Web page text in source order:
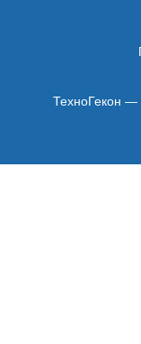
ТехноГекон —